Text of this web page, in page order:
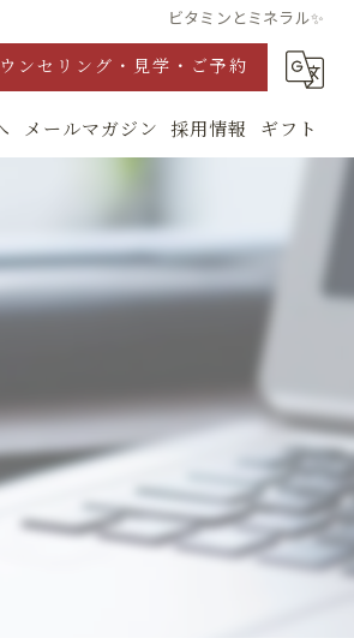
ビタミンとミネラル✨
ンセリング・見学・ご予約
メールマガジン 採用情報 ギフト